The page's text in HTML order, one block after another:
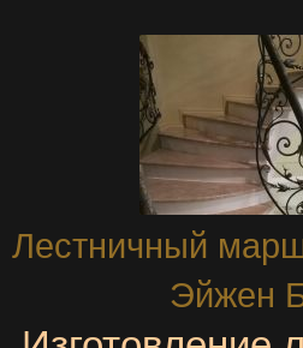
Лестничный
Эйжен